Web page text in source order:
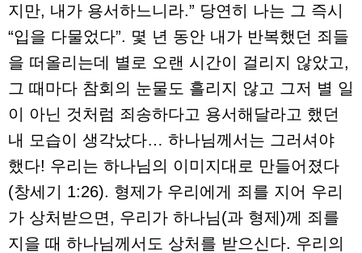
지만, 내가 용서하느니라.” 당연히 나는 그 즉시
“입을 다물었다”. 몇 년 동안 내가 반복했던 죄들
을 떠올리는데 별로 오랜 시간이 걸리지 않았고,
그 때마다 참회의 눈물도 흘리지 않고 그저 별 일
이 아닌 것처럼 죄송하다고 용서해달라고 했던
내 모습이 생각났다… 하나님께서는 그러셔야
했다! 우리는 하나님의 이미지대로 만들어졌다
(창세기 1:26). 형제가 우리에게 죄를 지어 우리
가 상처받으면, 우리가 하나님(과 형제)께 죄를
지을 때 하나님께서도 상처를 받으신다. 우리의